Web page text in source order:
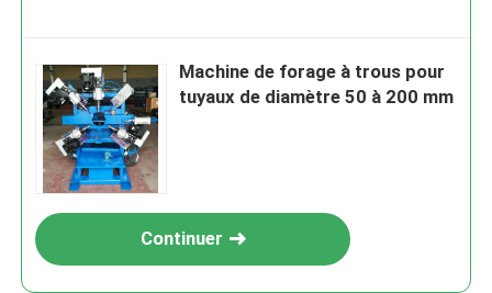
Machine de forage à trous pour
tuyaux de diamètre 50 à 200 mm
Continuer